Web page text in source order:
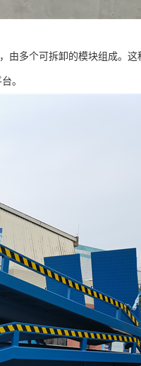
由多个可拆卸的模块组成。
。